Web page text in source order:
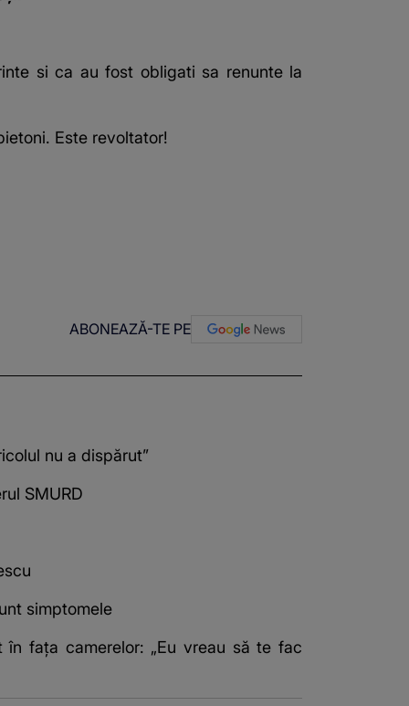
si ca au fost obligati sa renunte la
Este revoltator!
ABONEAZĂ-TE PE
nu a dispărut”
SMURD
simptomele
fața camerelor: „Eu vreau să te fac